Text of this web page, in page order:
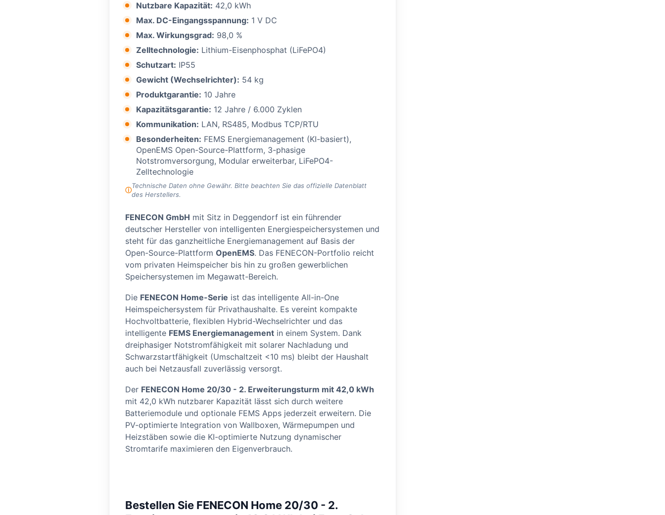
Nutzbare Kapazität: 42,0 kWh
Max. DC-Eingangsspannung: 1 V DC
Max. Wirkungsgrad: 98,0 %
Zelltechnologie: Lithium-Eisenphosphat (LiFePO4)
Schutzart: IP55
Gewicht (Wechselrichter): 54 kg
Produktgarantie: 10 Jahre
Kapazitätsgarantie: 12 Jahre / 6.000 Zyklen
Kommunikation: LAN, RS485, Modbus TCP/RTU
Besonderheiten: FEMS Energiemanagement (KI-basiert),
OpenEMS Open-Source-Plattform, 3-phasige
Notstromversorgung, Modular erweiterbar, LiFePO4-
Zelltechnologie
Technische Daten ohne Gewähr. Bitte beachten Sie das offizielle Datenblatt
des Herstellers.
FENECON GmbH mit Sitz in Deggendorf ist ein führender
deutscher Hersteller von intelligenten Energiespeichersystemen und
steht für das ganzheitliche Energiemanagement auf Basis der
Open-Source-Plattform OpenEMS. Das FENECON-Portfolio reicht
vom privaten Heimspeicher bis hin zu großen gewerblichen
Speichersystemen im Megawatt-Bereich.
Die FENECON Home-Serie ist das intelligente All-in-One
Heimspeichersystem für Privathaushalte. Es vereint kompakte
Hochvoltbatterie, flexiblen Hybrid-Wechselrichter und das
intelligente FEMS Energiemanagement in einem System. Dank
dreiphasiger Notstromfähigkeit mit solarer Nachladung und
Schwarzstartfähigkeit (Umschaltzeit <10 ms) bleibt der Haushalt
auch bei Netzausfall zuverlässig versorgt.
Der FENECON Home 20/30 - 2. Erweiterungsturm mit 42,0 kWh
mit 42,0 kWh nutzbarer Kapazität lässt sich durch weitere
Batteriemodule und optionale FEMS Apps jederzeit erweitern. Die
PV-optimierte Integration von Wallboxen, Wärmepumpen und
Heizstäben sowie die KI-optimierte Nutzung dynamischer
Stromtarife maximieren den Eigenverbrauch.
Bestellen Sie FENECON Home 20/30 - 2.